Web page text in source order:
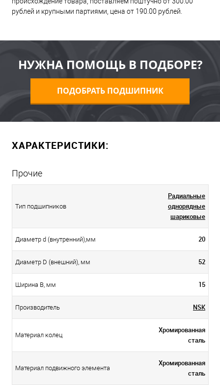
рублей и крупными партиями, цена от 190.00 рублей.
НУЖНА ПОМОЩЬ В ПОДБОРЕ?
ПОДОБРАТЬ ПОДШИПНИК
ХАРАКТЕРИСТИКИ:
Прочие
Тип подшипников
Радиальные
однорядные
шариковые
Диаметр d (внутренний),мм 20
Диаметр D (внешний), мм 52
Ширина B, мм 15
Производитель NSK
Материал колец
Хромированная
сталь
Материал подвижного элемента
Хромированная
сталь